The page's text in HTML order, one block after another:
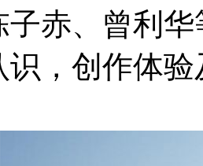
子赤、曾利
识，创作体